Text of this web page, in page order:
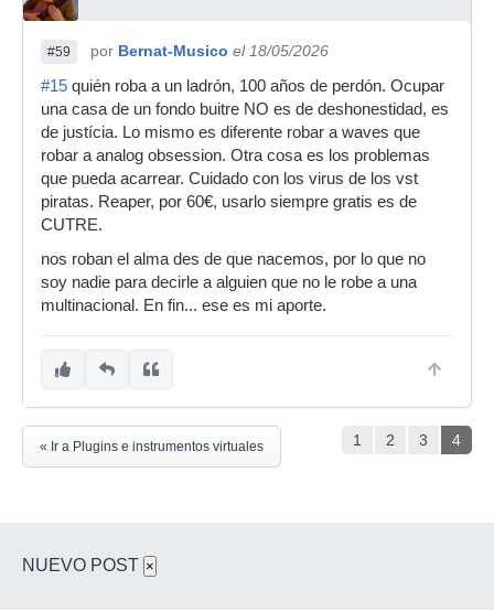
#59 por Bernat-Musico el 18/05/2026
#15 quién roba a un ladrón, 100 años de perdón. Ocupar
una casa de un fondo buitre NO es de deshonestidad, es
de justícia. Lo mismo es diferente robar a waves que
robar a analog obsession. Otra cosa es los problemas
que pueda acarrear. Cuidado con los virus de los vst
piratas. Reaper, por 60€, usarlo siempre gratis es de
CUTRE.
nos roban el alma des de que nacemos, por lo que no
soy nadie para decirle a alguien que no le robe a una
multinacional. En fin... ese es mi aporte.
1 2 3 4
« Ir a Plugins e instrumentos virtuales
NUEVO POST ×